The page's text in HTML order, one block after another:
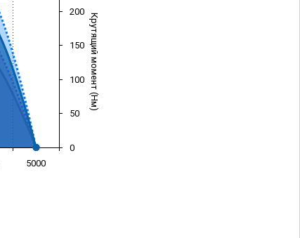
Крутящий момент (Нм)
5000
0
50
100
150
200